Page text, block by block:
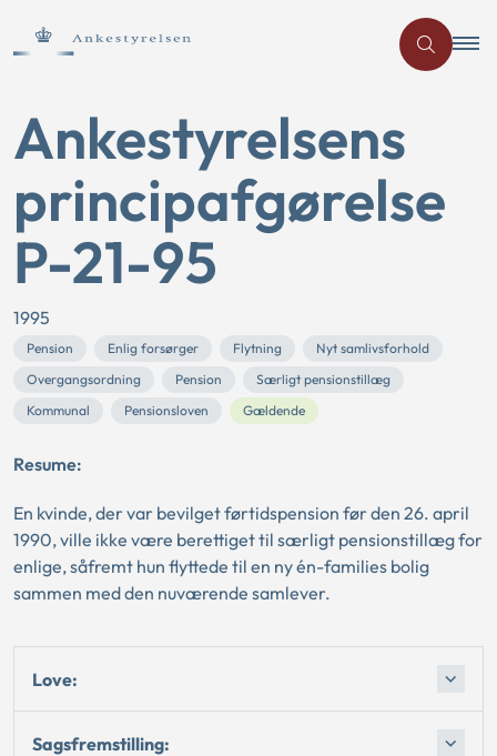
Ankestyrelsens
principafgørelse
P-21-95
1995
Pension Enlig forsørger Flytning
Nyt samlivsforhold
Overgangsordning
Pension
Særligt pensionstillæg
Kommunal
Pensionsloven Gældende
Resume:
En kvinde, der var bevilget førtidspension før den 26. april
1990, ville ikke være berettiget til særligt pensionstillæg for
enlige, såfremt hun flyttede til en ny én-families bolig
sammen med den nuværende samlever.
Love:
Sagsfremstilling: